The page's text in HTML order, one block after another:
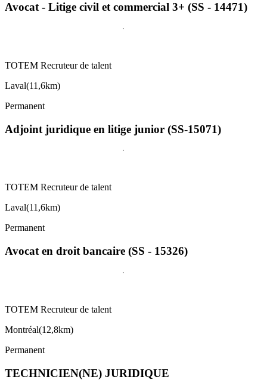
Avocat - Litige civil et commercial 3+ (SS - 14471)
TOTEM Recruteur de talent
Laval(11,6km)
Permanent
Adjoint juridique en litige junior (SS-15071)
TOTEM Recruteur de talent
Laval(11,6km)
Permanent
Avocat en droit bancaire (SS - 15326)
TOTEM Recruteur de talent
Montréal(12,8km)
Permanent
TECHNICIEN(NE) JURIDIQUE